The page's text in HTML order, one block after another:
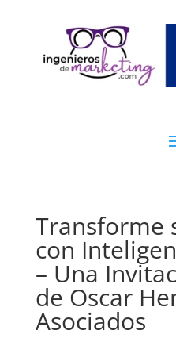
Transforme
con
– Una
de Oscar
Asociados